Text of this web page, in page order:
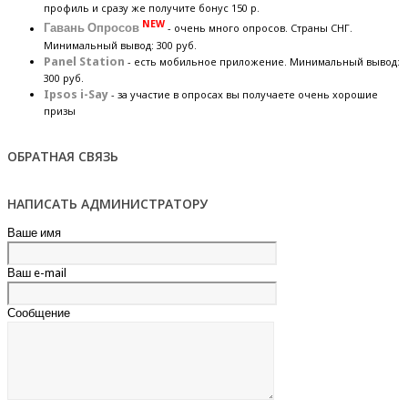
профиль и сразу же получите бонус 150 р.
Гавань Опросов NEW - очень много опросов. Страны СНГ.
Минимальный вывод: 300 руб.
Panel Station - есть мобильное приложение. Минимальный вывод:
300 руб.
Ipsos i-Say - за участие в опросах вы получаете очень хорошие
призы
ОБРАТНАЯ СВЯЗЬ
НАПИСАТЬ АДМИНИСТРАТОРУ
Ваше имя
Ваш e-mail
Сообщение